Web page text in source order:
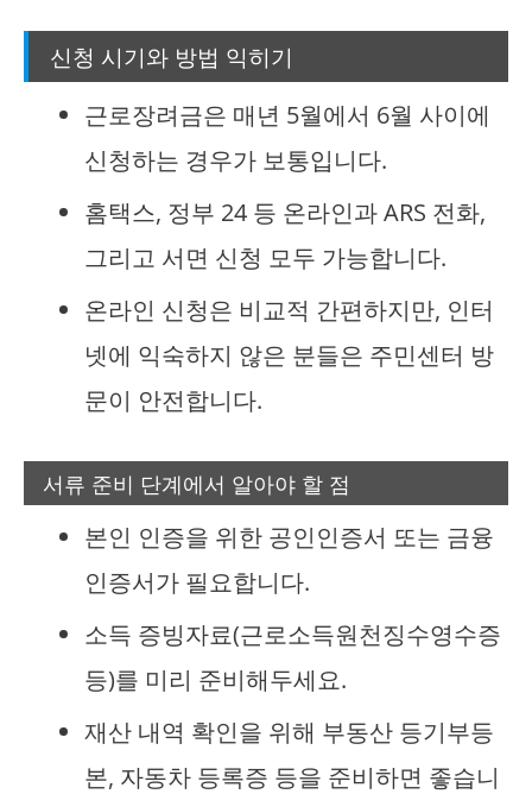
신청 시기와 방법 익히기
근로장려금은 매년 5월에서 6월 사이에
신청하는 경우가 보통입니다.
홈택스, 정부 24 등 온라인과 ARS 전화,
그리고 서면 신청 모두 가능합니다.
온라인 신청은 비교적 간편하지만, 인터
넷에 익숙하지 않은 분들은 주민센터 방
문이 안전합니다.
서류 준비 단계에서 알아야 할 점
본인 인증을 위한 공인인증서 또는 금융
인증서가 필요합니다.
소득 증빙자료(근로소득원천징수영수증
등)를 미리 준비해두세요.
재산 내역 확인을 위해 부동산 등기부등
본, 자동차 등록증 등을 준비하면 좋습니